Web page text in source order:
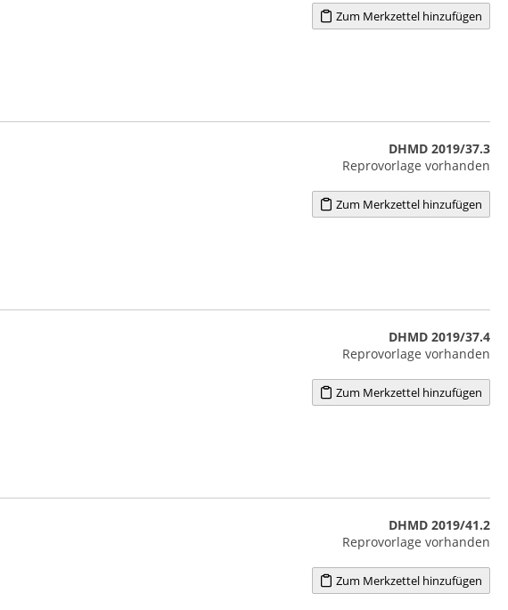
Zum Merkzettel hinzufügen
DHMD 2019/37.3
Reprovorlage vorhanden
Zum Merkzettel hinzufügen
DHMD 2019/37.4
Reprovorlage vorhanden
Zum Merkzettel hinzufügen
DHMD 2019/41.2
Reprovorlage vorhanden
Zum Merkzettel hinzufügen